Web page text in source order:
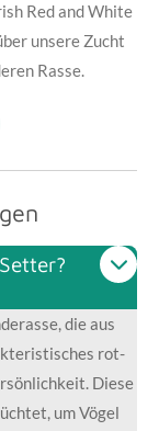
Red and White
unsere Zucht
Rasse.
die aus
rot-
Diese
um Vögel